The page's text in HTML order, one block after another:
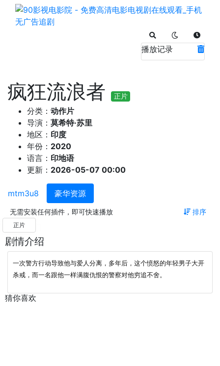
播放记录
疯狂流浪者 正片
分类： 动作片
导演： 莫希特·苏里
地区： 印度
年份： 2020
语言： 印地语
更新： 2026-05-07 00:00
mtm3u8 豪华资源
无需安装任何插件，即可快速播放 排序
正片
剧情介绍
一次警方行动导致他与爱人分离，多年后，这个愤怒的年轻男子大开
杀戒，而一名跟他一样满腹仇恨的警察对他穷追不舍。
猜你喜欢